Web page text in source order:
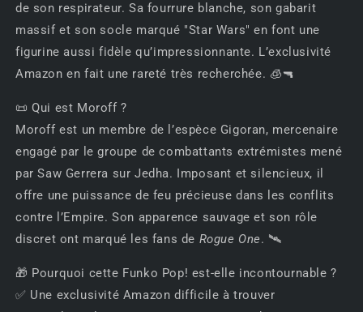
de son respirateur. Sa fourrure blanche, son gabarit
massif et son socle marqué "Star Wars" en font une
figurine aussi fidèle qu’impressionnante. L’exclusivité
Amazon en fait une rareté très recherchée. 🧊🔫
📜 Qui est Moroff ?
Moroff est un membre de l’espèce Gigoran, mercenaire
engagé par le groupe de combattants extrémistes mené
par Saw Gerrera sur Jedha. Imposant et silencieux, il
offre une puissance de feu précieuse dans les conflits
contre l’Empire. Son apparence sauvage et son rôle
discret ont marqué les fans de Rogue One. 🛰️
🎁 Pourquoi cette Funko Pop! est-elle incontournable ?
✅ Une exclusivité Amazon difficile à trouver